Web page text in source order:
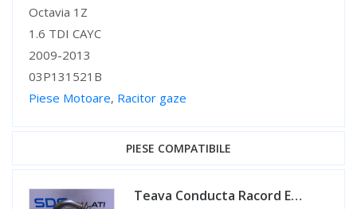
Octavia 1Z
1.6 TDI CAYC
2009-2013
03P131521B
Piese Motoare, Racitor gaze
PIESE COMPATIBILE
Teava Conducta Racord EGR Racitor Gaze Skoda Superb 2 1.6 TDI CAYC 2008 - 2015 Cod 03P131521B [D0360]